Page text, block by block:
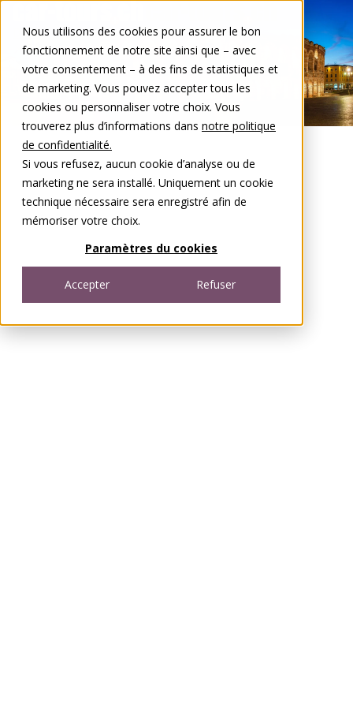
Nous utilisons des cookies pour assurer le bon
fonctionnement de notre site ainsi que – avec
votre consentement – à des fins de statistiques et
de marketing. Vous pouvez accepter tous les
cookies ou personnaliser votre choix. Vous
trouverez plus d’informations dans notre politique
de confidentialité.
Si vous refusez, aucun cookie d’analyse ou de
marketing ne sera installé. Uniquement un cookie
technique nécessaire sera enregistré afin de
mémoriser votre choix.
Paramètres du cookies
Accepter Refuser
DEFR
Open menu